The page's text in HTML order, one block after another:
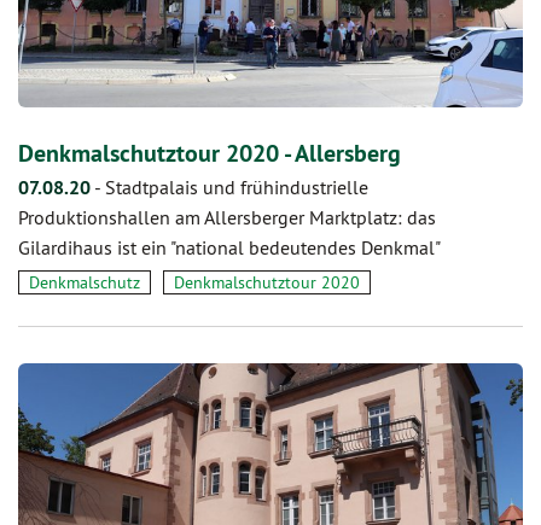
Denkmalschutztour 2020 - Allersberg
07.08.20 - Stadtpalais und frühindustrielle
Produktionshallen am Allersberger Marktplatz: das
Gilardihaus ist ein "national bedeutendes Denkmal"
Denkmalschutz Denkmalschutztour 2020